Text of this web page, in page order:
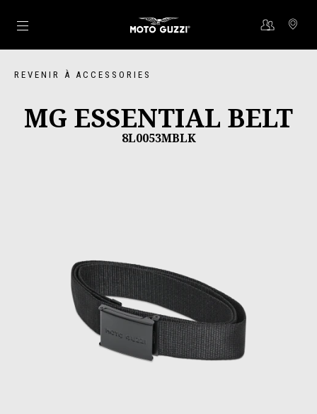
Aller au contenu principal
REVENIR À ACCESSORIES
MG ESSENTIAL BELT
8L0053MBLK